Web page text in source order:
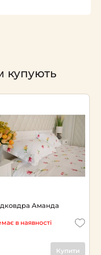
купують
Аманда
в наявності
Купити